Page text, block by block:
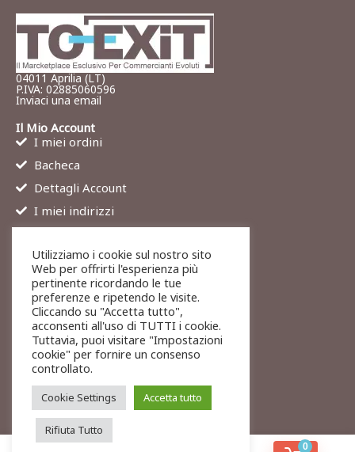
0
04011 Aprilia (LT)
P.IVA: 02885060596
Inviaci una email
Il Mio Account
I miei ordini
Bacheca
Dettagli Account
I miei indirizzi
Chi siamo
Services
Blog
Contatti
Legali
Termini di servizio
Resi e rimborsi
Utilizziamo i cookie sul nostro sito
Web per offrirti l'esperienza più
pertinente ricordando le tue
preferenze e ripetendo le visite.
Cliccando su "Accetta tutto",
acconsenti all'uso di TUTTI i cookie.
Tuttavia, puoi visitare "Impostazioni
cookie" per fornire un consenso
controllato.
Cookie Settings Accetta tutto
Rifiuta Tutto